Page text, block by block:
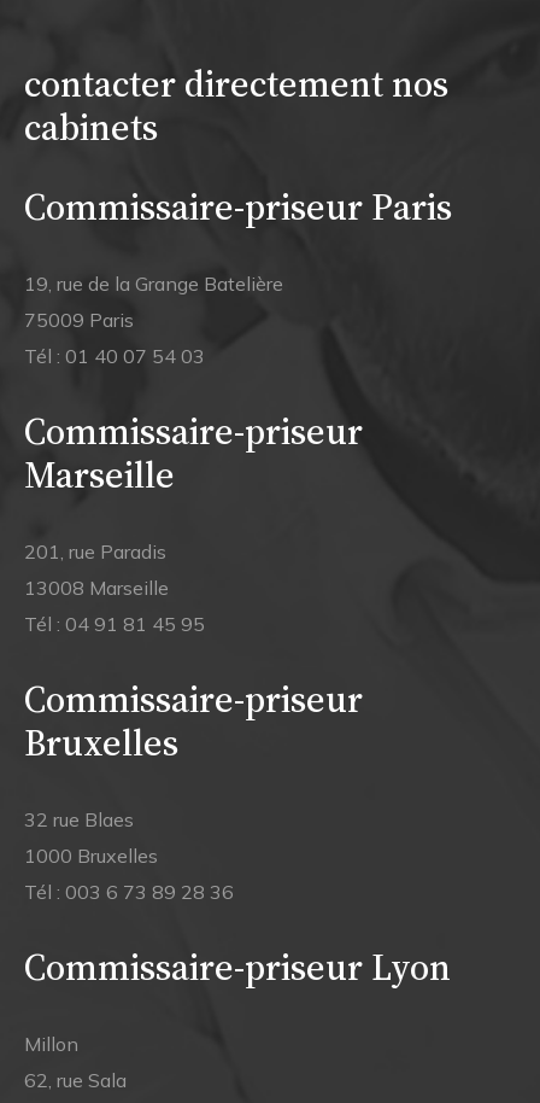
contacter directement nos
cabinets
Commissaire-priseur Paris
19, rue de la Grange Batelière
75009 Paris
Tél : 01 40 07 54 03
Commissaire-priseur
Marseille
201, rue Paradis
13008 Marseille
Tél : 04 91 81 45 95
Commissaire-priseur
Bruxelles
32 rue Blaes
1000 Bruxelles
Tél : 003 6 73 89 28 36
Commissaire-priseur Lyon
Millon
62, rue Sala